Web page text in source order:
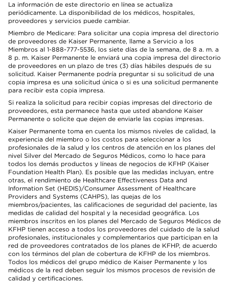
La información de este directorio en línea se actualiza
periódicamente. La disponibilidad de los médicos, hospitales,
proveedores y servicios puede cambiar.
Miembro de Medicare: Para solicitar una copia impresa del directorio
de proveedores de Kaiser Permanente, llame a Servicio a los
Miembros al 1-888-777-5536, los siete días de la semana, de 8 a. m. a
8 p. m. Kaiser Permanente le enviará una copia impresa del directorio
de proveedores en un plazo de tres (3) días hábiles después de su
solicitud. Kaiser Permanente podría preguntar si su solicitud de una
copia impresa es una solicitud única o si es una solicitud permanente
para recibir esta copia impresa.
Si realiza la solicitud para recibir copias impresas del directorio de
proveedores, esta permanece hasta que usted abandone Kaiser
Permanente o solicite que dejen de enviarle las copias impresas.
Kaiser Permanente toma en cuenta los mismos niveles de calidad, la
experiencia del miembro o los costos para seleccionar a los
profesionales de la salud y los centros de atención en los planes del
nivel Silver del Mercado de Seguros Médicos, como lo hace para
todos los demás productos y líneas de negocios de KFHP (Kaiser
Foundation Health Plan). Es posible que las medidas incluyan, entre
otras, el rendimiento de Healthcare Effectiveness Data and
Information Set (HEDIS)/Consumer Assessment of Healthcare
Providers and Systems (CAHPS), las quejas de los
miembros/pacientes, las calificaciones de seguridad del paciente, las
medidas de calidad del hospital y la necesidad geográfica. Los
miembros inscritos en los planes del Mercado de Seguros Médicos de
KFHP tienen acceso a todos los proveedores del cuidado de la salud
profesionales, institucionales y complementarios que participan en la
red de proveedores contratados de los planes de KFHP, de acuerdo
con los términos del plan de cobertura de KFHP de los miembros.
Todos los médicos del grupo médico de Kaiser Permanente y los
médicos de la red deben seguir los mismos procesos de revisión de
calidad y certificaciones.